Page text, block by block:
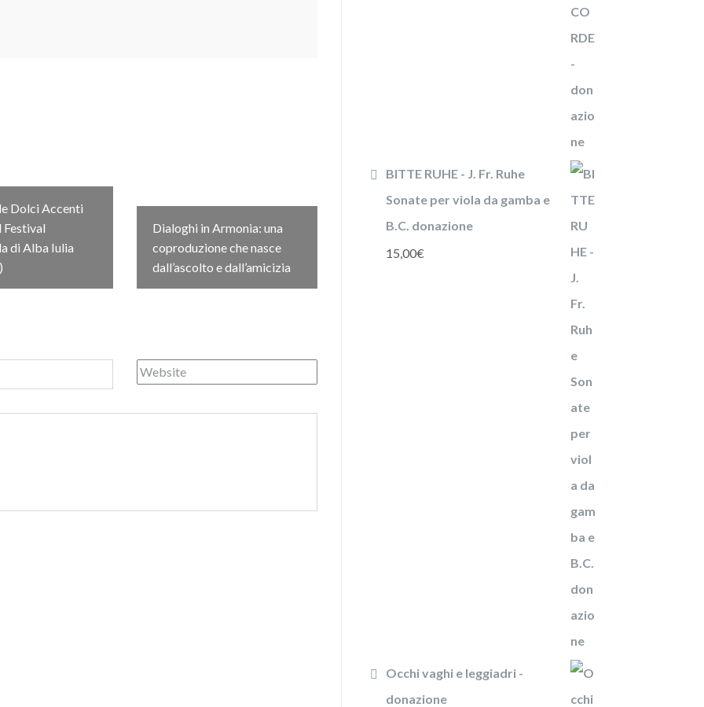
Dolci Accenti
di Alba Iulia
Dialoghi in Armonia: una
coproduzione che nasce
dall’ascolto e dall’amicizia
BITTE RUHE - J. Fr. Ruhe
Sonate per viola da gamba e
B.C. donazione
15,00€
Occhi vaghi e leggiadri -
donazione